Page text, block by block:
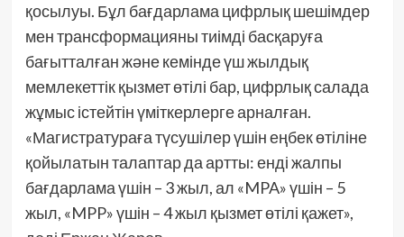
қосылуы. Бұл бағдарлама цифрлық шешімдер
мен трансформацияны тиімді басқаруға
бағытталған және кемінде үш жылдық
мемлекеттік қызмет өтілі бар, цифрлық салада
жұмыс істейтін үміткерлерге арналған.
«Магистратураға түсушілер үшін еңбек өтіліне
қойылатын талаптар да артты: енді жалпы
бағдарлама үшін – 3 жыл, ал «MPA» үшін – 5
жыл, «MPP» үшін – 4 жыл қызмет өтілі қажет»,